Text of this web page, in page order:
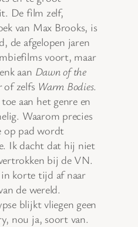
De film zelf,
van Max Brooks, is
de afgelopen jaren
voort, maar
aan Dawn of the
of zelfs Warm Bodies.
aan het genre en
Waarom precies
op pad wordt
Ik dacht dat hij niet
bij de VN.
korte tijd af naar
de wereld.
blijkt vliegen geen
nou ja, soort van.